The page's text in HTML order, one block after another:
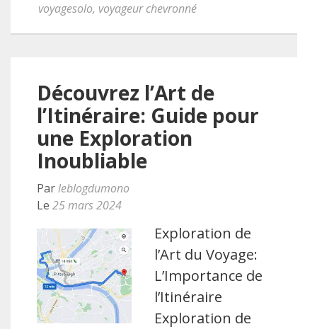
voyagesolo, voyageur chevronné
Découvrez l’Art de
l’Itinéraire: Guide pour
une Exploration
Inoubliable
Parleblogdumono
Le 25 mars 2024
Exploration de
l’Art du Voyage:
L’Importance de
l’Itinéraire
Exploration de